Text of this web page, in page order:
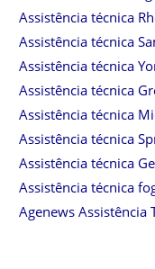
Assistência técnica
Assistência técnica
Assistência técnica
Assistência técnica
Assistência técnica
Assistência técnica
Assistência técnica
Assistência técnica
Agenews Assistência